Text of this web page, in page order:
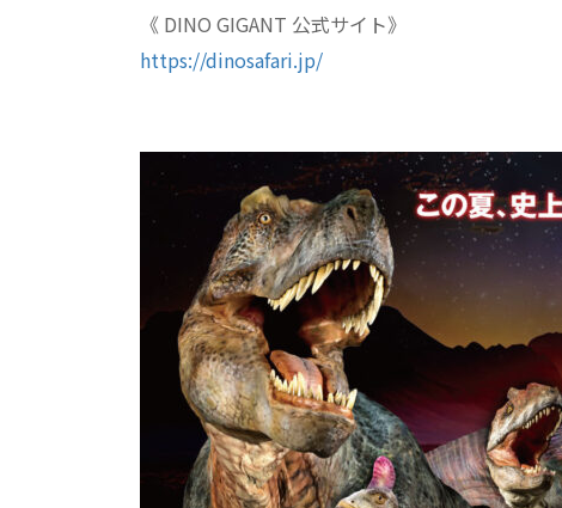
《 DINO GIGANT 公式サイト》
https://dinosafari.jp/